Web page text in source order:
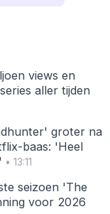
views en
aller tijden
groter na
baas: 'Heel
• 13:11
seizoen 'The
voor 2026